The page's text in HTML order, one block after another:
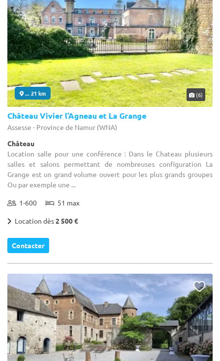
... 21 km (6)
Château Vivier l’Agneau et La Grange
Assesse - Province de Namur (WNA)
Château
Location salle pour une conférence : Dans le Chateau plusieurs
salles et salons permettant de nombreuses configuration La
Grange est un grand volume ouvert pour les plus grands groupes
Ou par exemple une ...
1-600 51 max
Location dès2 500 €
Contacter